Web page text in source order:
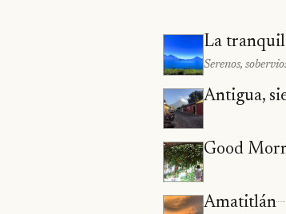
La
Serenos,
Antigua,
Good
Amatitlán